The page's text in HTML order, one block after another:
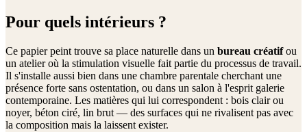
Pour quels intérieurs ?
Ce papier peint trouve sa place naturelle dans un bureau créatifou
un atelier où la stimulation visuelle fait partie du processus de travail.
Il s'installe aussi bien dans une chambre parentale cherchant une
présence forte sans ostentation, ou dans un salon à l'esprit galerie
contemporaine. Les matières qui lui correspondent : bois clair ou
noyer, béton ciré, lin brut — des surfaces qui ne rivalisent pas avec
la composition mais la laissent exister.